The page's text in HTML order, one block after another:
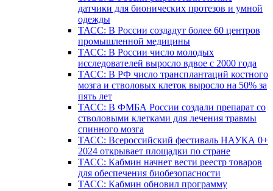
датчики для бионических протезов и умной
одежды
ТАСС: В России создадут более 60 центров
промышленной медицины
ТАСС: В России число молодых
исследователей выросло вдвое с 2000 года
ТАСС: В РФ число трансплантаций костного
мозга и стволовых клеток выросло на 50% за
пять лет
ТАСС: В ФМБА России создали препарат со
стволовыми клетками для лечения травмы
спинного мозга
ТАСС: Всероссийский фестиваль НАУКА 0+
2024 открывает площадки по стране
ТАСС: Кабмин начнет вести реестр товаров
для обеспечения биобезопасности
ТАСС: Кабмин обновил программу